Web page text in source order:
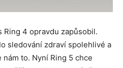
Umělé
Ring 4 opravdu zapůsobil.
sledování zdraví spolehlivé a
to. Nyní Ring 5 chce